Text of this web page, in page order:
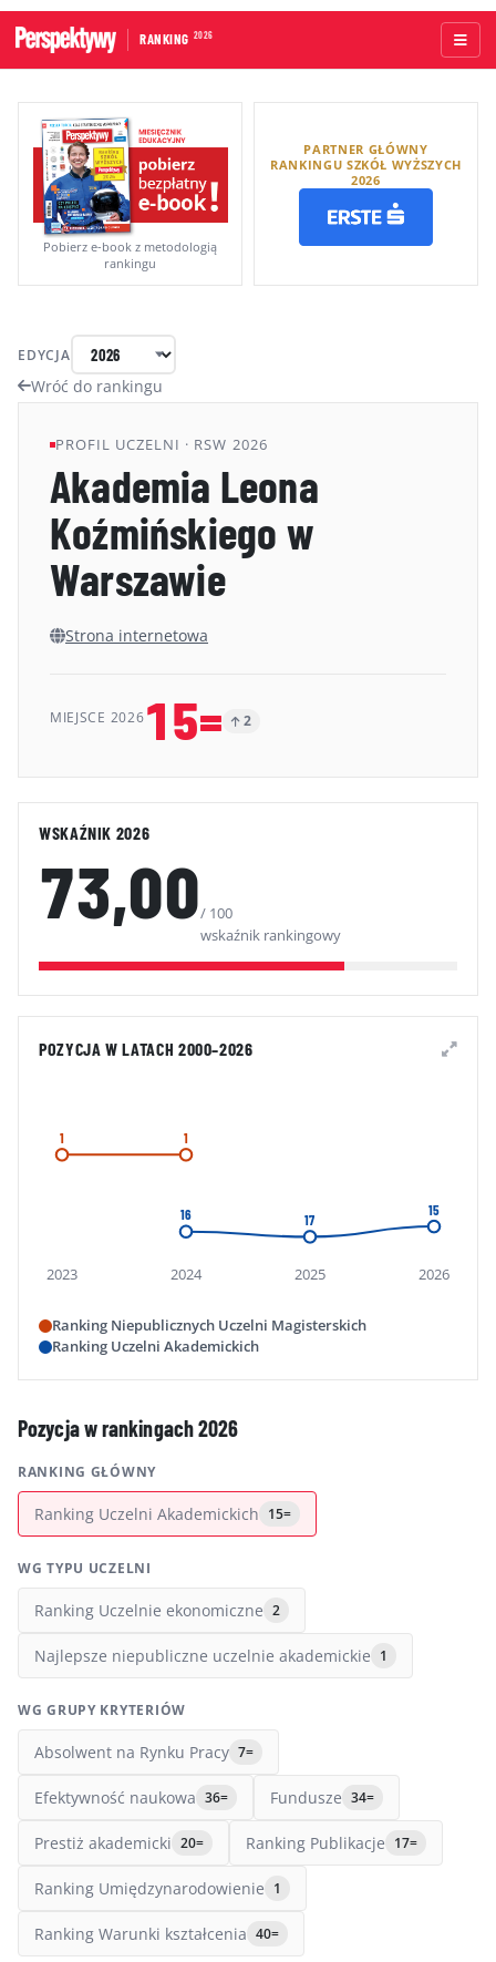
RANKING 2026
STRONA GŁÓWNA
UCZELNIE AKADEMICKIE
UCZELNIE ZAWODOWE
RANKINGI WG TYPÓW UCZELNI
RANKINGI WG GRUP KRYTERIÓW
RANKING KIERUNKÓW STUDIÓW
METODOLOGIA
KONTAKT
Pobierz e-book z metodologią
rankingu
PARTNER GŁÓWNY
RANKINGU SZKÓŁ WYŻSZYCH
2026
Wróć do rankingu
EDYCJA
PROFIL UCZELNI · RSW 2026
Akademia Leona
Koźmińskiego w
Warszawie
Strona internetowa
MIEJSCE 2026 15= 2
WSKAŹNIK 2026
73,00/ 100
wskaźnik rankingowy
POZYCJA W LATACH 2000–2026
2023 2024 2025 2026
1 1
16 17
15
Ranking Niepublicznych Uczelni Magisterskich
Ranking Uczelni Akademickich
Pozycja w rankingach 2026
RANKING GŁÓWNY
Ranking Uczelni Akademickich 15=
WG TYPU UCZELNI
Ranking Uczelnie ekonomiczne 2
Najlepsze niepubliczne uczelnie akademickie 1
WG GRUPY KRYTERIÓW
Absolwent na Rynku Pracy 7=
Efektywność naukowa 36= Fundusze 34=
Prestiż akademicki 20= Ranking Publikacje 17=
Ranking Umiędzynarodowienie 1
Ranking Warunki kształcenia 40=